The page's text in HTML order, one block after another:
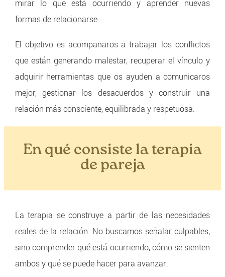
mirar lo que está ocurriendo y aprender nuevas
formas de relacionarse.
El objetivo es acompañaros a trabajar los conflictos
que están generando malestar, recuperar el vínculo y
adquirir herramientas que os ayuden a comunicaros
mejor, gestionar los desacuerdos y construir una
relación más consciente, equilibrada y respetuosa.
En qué consiste la terapia
de pareja
La terapia se construye a partir de las necesidades
reales de la relación. No buscamos señalar culpables,
sino comprender qué está ocurriendo, cómo se sienten
ambos y qué se puede hacer para avanzar.